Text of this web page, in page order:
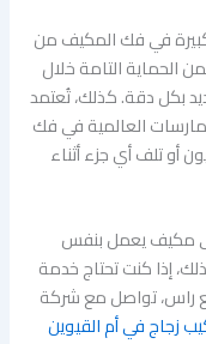
في فك المكيف من
الحماية التامة خلال
بكل دقة. كذلك، تُعتمد
العالمية في فك
أو تلف أي جزء أثناء
مكيف يعمل بنفس
إذا كنت تحتاج خدمة
راس، تواصل مع شركة
زجاج في أم القيوين